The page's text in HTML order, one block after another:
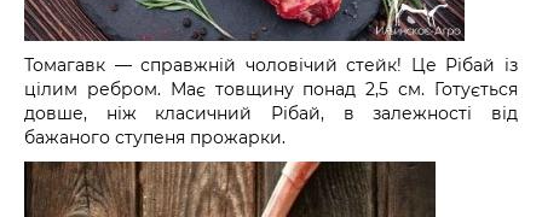
Томагавк — справжній чоловічий стейк! Це Рібай із
цілим ребром. Має товщину понад 2,5 см. Готується
довше, ніж класичний Рібай, в залежності від
бажаного ступеня прожарки.